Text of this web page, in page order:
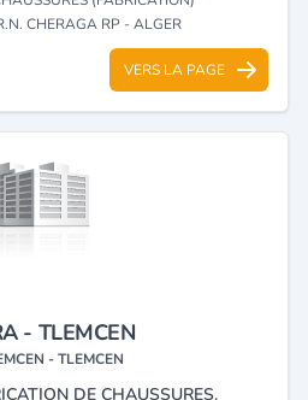
CHERAGA RP - ALGER
VERS LA PAGE
- TLEMCEN
- TLEMCEN
DE CHAUSSURES.